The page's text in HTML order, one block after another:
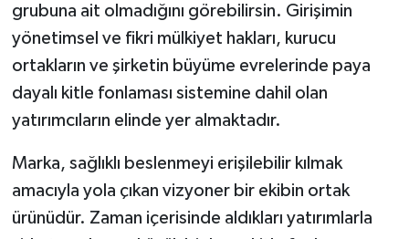
grubuna ait olmadığını görebilirsin. Girişimin
yönetimsel ve fikri mülkiyet hakları, kurucu
ortakların ve şirketin büyüme evrelerinde paya
dayalı kitle fonlaması sistemine dahil olan
yatırımcıların elinde yer almaktadır.
Marka, sağlıklı beslenmeyi erişilebilir kılmak
amacıyla yola çıkan vizyoner bir ekibin ortak
ürünüdür. Zaman içerisinde aldıkları yatırımlarla